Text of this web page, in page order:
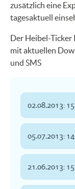
zusätzlich eine
tagesaktuell
Der Heibel-Ticker
mit aktuellen
und SMS
02.08.2013:
05.07.2013:
21.06.2013: